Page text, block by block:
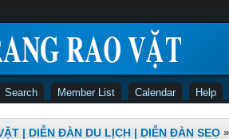
Search Member List Calendar Help
| DIỄN ĐÀN DU LỊCH | DIỄN ĐÀN SEO»